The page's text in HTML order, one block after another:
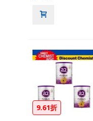
9.61折